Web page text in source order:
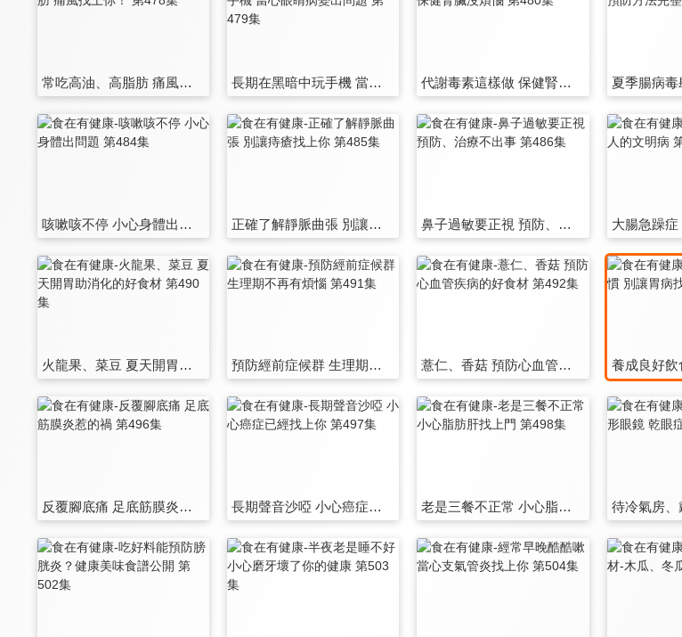
常吃高油、高脂肪 痛風找上你！ 第478集 長期在黑暗中玩手機 當心眼睛病變出問題 第479集 代謝毒素這樣做 保健腎臟沒煩惱 第480集
咳嗽咳不停 小心身體出問題 第484集 正確了解靜脈曲張 別讓痔瘡找上你 第485集 鼻子過敏要正視 預防、治療不出事 第486集
火龍果、菜豆 夏天開胃助消化的好食材 第490集 預防經前症候群 生理期不再有煩惱 第491集 薏仁、香菇 預防心血管疾病的好食材 第492集
反覆腳底痛 足底筋膜炎惹的禍 第496集 長期聲音沙啞 小心癌症已經找上你 第497集 老是三餐不正常 小心脂肪肝找上門 第498集